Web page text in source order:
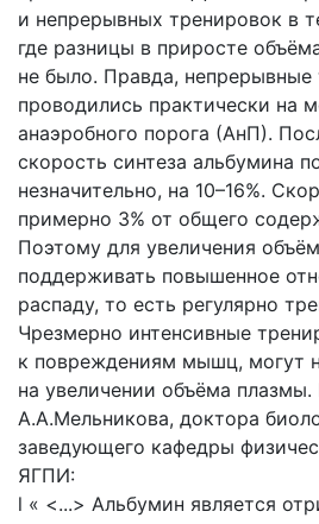
и непрерывных тренировок в
где разницы в приросте
не было. Правда, непрерывные
проводились практически на
анаэробного порога (АнП).
скорость синтеза альбумина
незначительно, на 10–16%.
примерно 3% от общего
Поэтому для увеличения
поддерживать повышенное
распаду, то есть регулярно
Чрезмерно интенсивные
к повреждениям мышц, могут
на увеличении объёма плазмы.
А.А.Мельникова, доктора
заведующего кафедры
ЯГПИ:
l « <...> Альбумин является